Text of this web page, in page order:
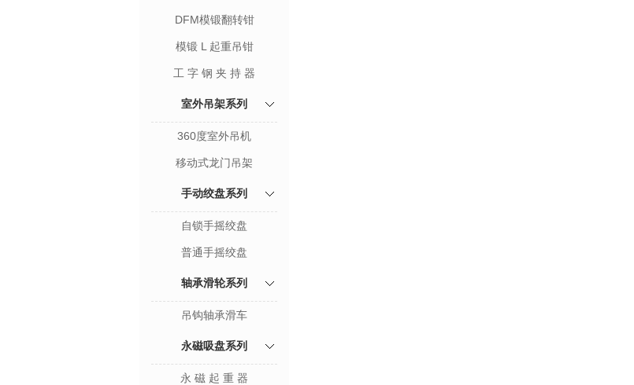
DFM模锻翻转钳
模锻 L 起重吊钳
工 字 钢 夹 持 器
室外吊架系列
360度室外吊机
移动式龙门吊架
手动绞盘系列
自锁手摇绞盘
普通手摇绞盘
轴承滑轮系列
吊钩轴承滑车
永磁吸盘系列
永 磁 起 重 器